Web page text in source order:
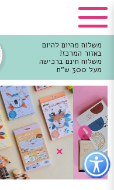
כפתור
לפתיחת
תפריט
נגישות
משלוח מהיום להיום
באזור המרכז!
משלוח חינם ברכישה
מעל 300 ש"ח
תוכן
מרכזי